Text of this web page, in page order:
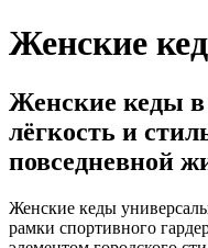
Женские
Женские кеды в
лёгкость и
повседневной
Женские кеды
рамки спортивного